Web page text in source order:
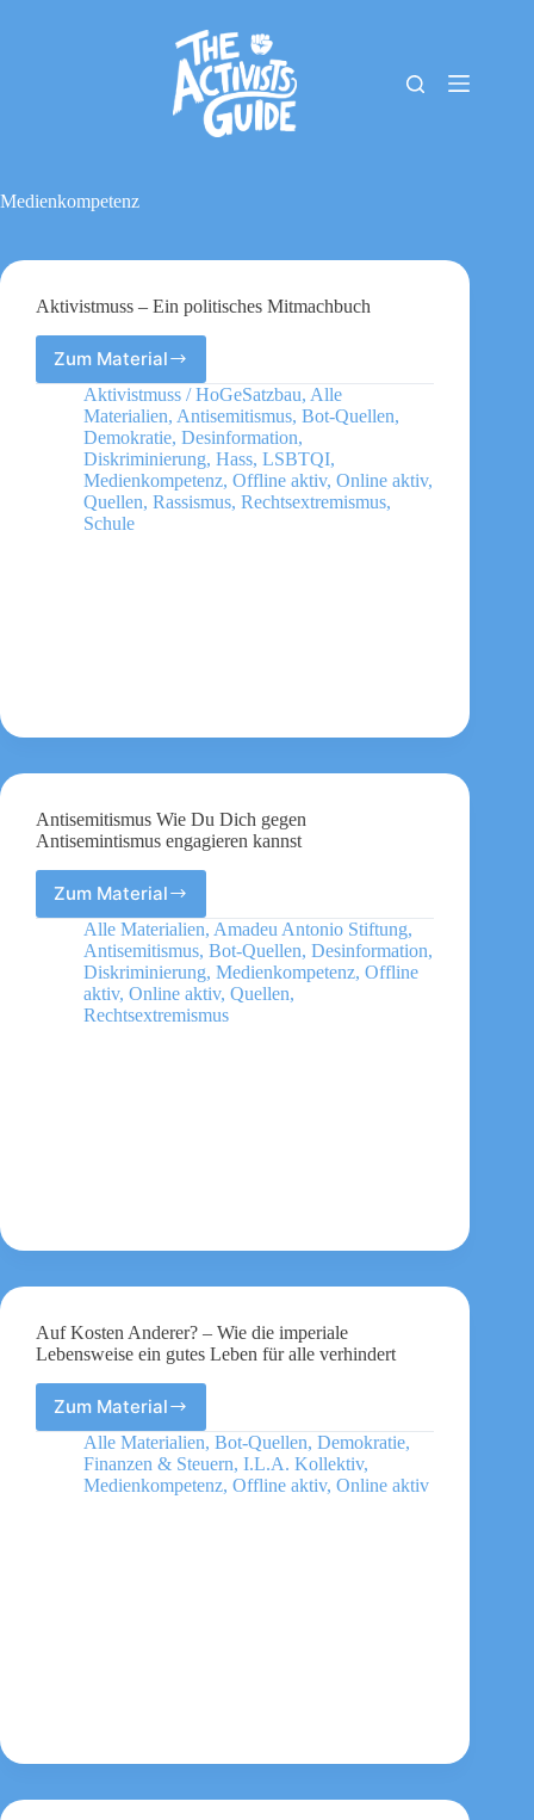
Downloads
Medienkompetenz
Aktivistmuss – Ein politisches Mitmachbuch
Zum MaterialAktivistmuss
–
Ein
politisches
Mitmachbuch
Aktivistmuss / HoGeSatzbau, Alle
Materialien, Antisemitismus, Bot-Quellen,
Demokratie, Desinformation,
Diskriminierung, Hass, LSBTQI,
Medienkompetenz, Offline aktiv, Online aktiv,
Quellen, Rassismus, Rechtsextremismus,
Schule
Antisemitismus Wie Du Dich gegen
Antisemintismus engagieren kannst
Zum MaterialAntisemitismus
Wie
Du
Dich
gegen
Antisemintismus
Alle Materialien, Amadeu Antonio Stiftung,
Antisemitismus, Bot-Quellen, Desinformation,
Diskriminierung, Medienkompetenz, Offline
aktiv, Online aktiv, Quellen,
Rechtsextremismus
Auf Kosten Anderer? – Wie die imperiale
Lebensweise ein gutes Leben für alle verhindert
Zum Material
Auf
Kosten
Anderer?
–
Alle Materialien, Bot-Quellen, Demokratie,
Finanzen & Steuern, I.L.A. Kollektiv,
Medienkompetenz, Offline aktiv, Online aktiv